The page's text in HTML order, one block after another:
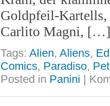
Goldpfeil-Kartells,
Carlito Magni, […]
Tags: Alien, Aliens,
Comics, Paradiso,
Posted in Panini |